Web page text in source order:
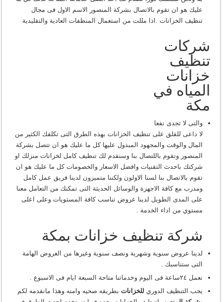
عليك هو ان تقوم بالاتصال بشركة المنصور الاسم الاول فى مجال
تنظيف الخزانات .اذا مللت من استعمال المنظفات العادية والتقليدية
شركات
تنظيف
خزانات
المياه في
مكة
والتى لا تجدى نفعا
لا داعى للقلق على تنظيف الخزانات بهذه الطرق التى تكلفك الكثير من
المال والوقت والمجهود المبذول عليها كل ما عليك هو ان تتصل بشركة
المنصور وتقوم باللتصال بنا وسنقدم لك تنظيف كامل لخزانات منزلك او
شركتك باحدث التقنيات وافضل الاسعار والخصومات كل ما عليك هو ان
تقوم بالاتصال بنا لسنا الاولون ولكننا متميزون لدينا فريق عمل كامل
ومدرب مع كافة الاجهزة والوسائل الحديثة التى تمكنك من التعامل معنا
على المدى الطويل لدينا عروض تناسب كافة المستويات وعلى اعلى
مستوي من اداء الخدمة .
شركة تنظيف خزانات بمكة
لدينا عروض سنوية وشهرية ونصف سنوية وغيرها من العروض الهامة
التى ستناسبك .
نعمل ٢٤ساعة فى اليوم وخدماتنا متاحة السبعة ايام فى الاسبوع .
يجب التنظيف الدوريللخزانات بطريقه صحيه وامنه وهذا مانقدمه لكم